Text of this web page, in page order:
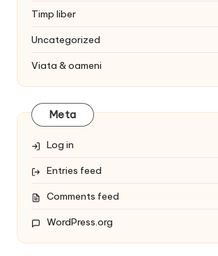
Timp liber
Uncategorized
Viata & oameni
Meta
Log in
Entries feed
Comments feed
WordPress.org